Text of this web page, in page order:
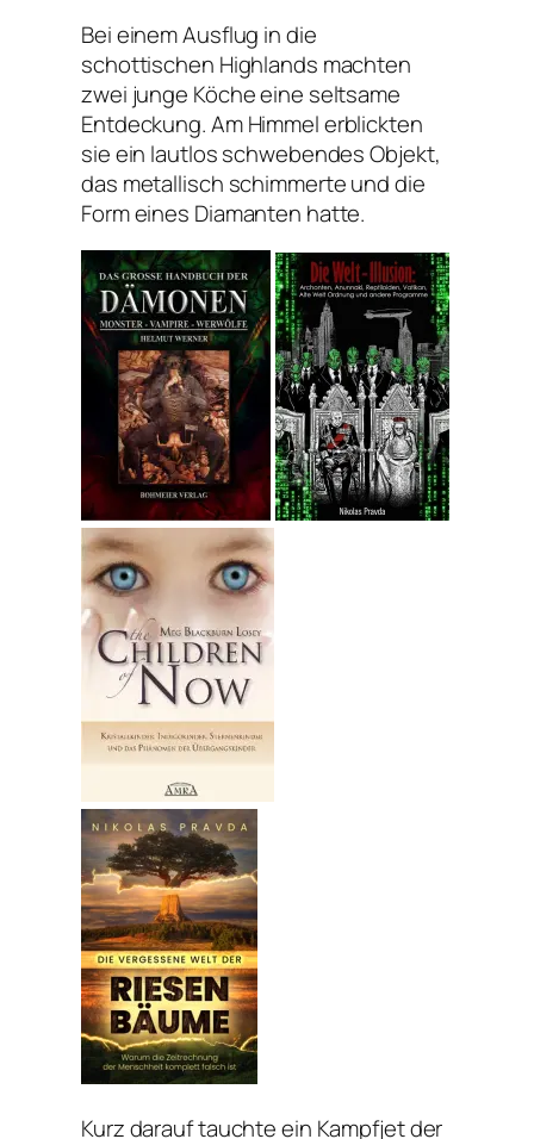
Bei einem Ausflug in die
schottischen Highlands machten
zwei junge Köche eine seltsame
Entdeckung. Am Himmel erblickten
sie ein lautlos schwebendes Objekt,
das metallisch schimmerte und die
Form eines Diamanten hatte.
Kurz darauf tauchte ein Kampfjet der